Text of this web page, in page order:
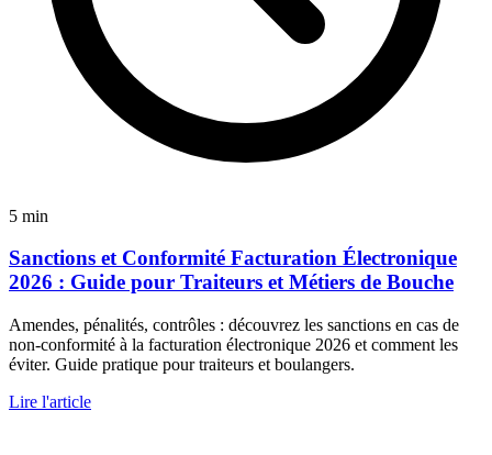
5 min
Sanctions et Conformité Facturation Électronique
2026 : Guide pour Traiteurs et Métiers de Bouche
Amendes, pénalités, contrôles : découvrez les sanctions en cas de
non-conformité à la facturation électronique 2026 et comment les
éviter. Guide pratique pour traiteurs et boulangers.
Lire l'article